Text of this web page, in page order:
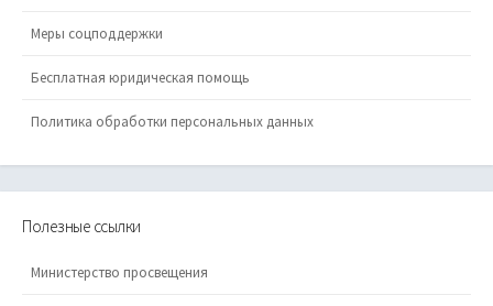
Меры соцподдержки
Бесплатная юридическая помощь
Политика обработки персональных данных
Полезные ссылки
Министерство просвещения